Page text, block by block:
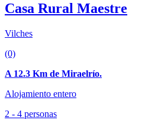
Casa Rural Maestre
Vilches
(0)
A 12.3 Km de Miraelrío.
Alojamiento entero
2 - 4 personas